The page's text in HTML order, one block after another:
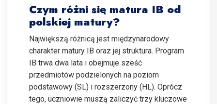
Czym różni się matura IB od
polskiej matury?
Największą różnicą jest międzynarodowy
charakter matury IB oraz jej struktura. Program
IB trwa dwa lata i obejmuje sześć
przedmiotów podzielonych na poziom
podstawowy (SL) i rozszerzony (HL). Oprócz
tego, uczniowie muszą zaliczyć trzy kluczowe